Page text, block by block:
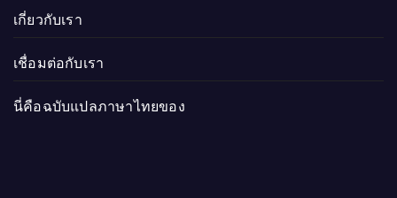
เกี่ยวกับเรา
เชื่อมต่อกับเรา
นี่คือฉบับแปลภาษาไทยของ